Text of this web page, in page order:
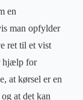
en
man opfylder
ret til et vist
hjælp for
at kørsel er en
at det kan